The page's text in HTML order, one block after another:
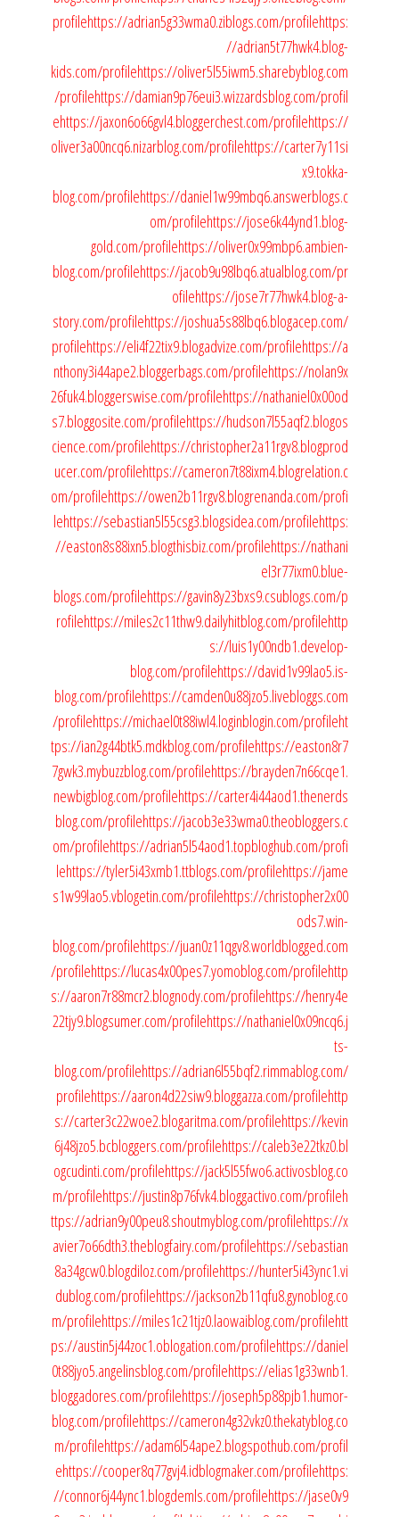
profilehttps://adrian5g33wma0.ziblogs.com/profilehttps:
//adrian5t77hwk4.blog-
kids.com/profilehttps://oliver5l55iwm5.sharebyblog.com
/profilehttps://damian9p76eui3.wizzardsblog.com/profil
ehttps://jaxon6o66gvl4.bloggerchest.com/profilehttps://
oliver3a00ncq6.nizarblog.com/profilehttps://carter7y11si
x9.tokka-
blog.com/profilehttps://daniel1w99mbq6.answerblogs.c
om/profilehttps://jose6k44ynd1.blog-
gold.com/profilehttps://oliver0x99mbp6.ambien-
blog.com/profilehttps://jacob9u98lbq6.atualblog.com/pr
ofilehttps://jose7r77hwk4.blog-a-
story.com/profilehttps://joshua5s88lbq6.blogacep.com/
profilehttps://eli4f22tix9.blogadvize.com/profilehttps://a
nthony3i44ape2.bloggerbags.com/profilehttps://nolan9x
26fuk4.bloggerswise.com/profilehttps://nathaniel0x00od
s7.bloggosite.com/profilehttps://hudson7l55aqf2.blogos
cience.com/profilehttps://christopher2a11rgv8.blogprod
ucer.com/profilehttps://cameron7t88ixm4.blogrelation.c
om/profilehttps://owen2b11rgv8.blogrenanda.com/profi
lehttps://sebastian5l55csg3.blogsidea.com/profilehttps:
//easton8s88ixn5.blogthisbiz.com/profilehttps://nathani
el3r77ixm0.blue-
blogs.com/profilehttps://gavin8y23bxs9.csublogs.com/p
rofilehttps://miles2c11thw9.dailyhitblog.com/profilehttp
s://luis1y00ndb1.develop-
blog.com/profilehttps://david1v99lao5.is-
blog.com/profilehttps://camden0u88jzo5.livebloggs.com
/profilehttps://michael0t88iwl4.loginblogin.com/profileht
tps://ian2g44btk5.mdkblog.com/profilehttps://easton8r7
7gwk3.mybuzzblog.com/profilehttps://brayden7n66cqe1.
newbigblog.com/profilehttps://carter4i44aod1.thenerds
blog.com/profilehttps://jacob3e33wma0.theobloggers.c
om/profilehttps://adrian5l54aod1.topbloghub.com/profi
lehttps://tyler5i43xmb1.ttblogs.com/profilehttps://jame
s1w99lao5.vblogetin.com/profilehttps://christopher2x00
ods7.win-
blog.com/profilehttps://juan0z11qgv8.worldblogged.com
/profilehttps://lucas4x00pes7.yomoblog.com/profilehttp
s://aaron7r88mcr2.blognody.com/profilehttps://henry4e
22tjy9.blogsumer.com/profilehttps://nathaniel0x09ncq6.j
ts-
blog.com/profilehttps://adrian6l55bqf2.rimmablog.com/
profilehttps://aaron4d22siw9.bloggazza.com/profilehttp
s://carter3c22woe2.blogaritma.com/profilehttps://kevin
6j48jzo5.bcbloggers.com/profilehttps://caleb3e22tkz0.bl
ogcudinti.com/profilehttps://jack5l55fwo6.activosblog.co
m/profilehttps://justin8p76fvk4.bloggactivo.com/profileh
ttps://adrian9y00peu8.shoutmyblog.com/profilehttps://x
avier7o66dth3.theblogfairy.com/profilehttps://sebastian
8a34gcw0.blogdiloz.com/profilehttps://hunter5i43ync1.vi
dublog.com/profilehttps://jackson2b11qfu8.gynoblog.co
m/profilehttps://miles1c21tjz0.laowaiblog.com/profilehtt
ps://austin5j44zoc1.oblogation.com/profilehttps://daniel
0t88jyo5.angelinsblog.com/profilehttps://elias1g33wnb1.
bloggadores.com/profilehttps://joseph5p88pjb1.humor-
blog.com/profilehttps://cameron4g32vkz0.thekatyblog.co
m/profilehttps://adam6l54ape2.blogspothub.com/profil
ehttps://cooper8q77gvj4.idblogmaker.com/profilehttps:
//connor6j44ync1.blogdemls.com/profilehttps://jase0v9